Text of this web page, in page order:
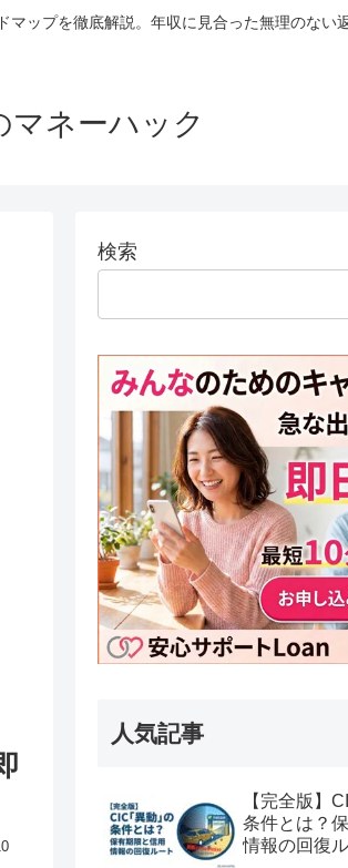
ップを徹底解説。年収に見合った無理のない
マネーハック
検索
人気記事
【完全版】
条件とは？
情報の回復